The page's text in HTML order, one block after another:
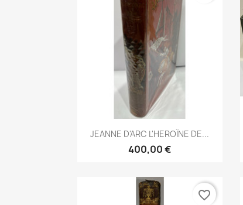
 Aperçu rapide
JEANNE D'ARC L'HEROÏNE DE...
400,00 €
favorite_border